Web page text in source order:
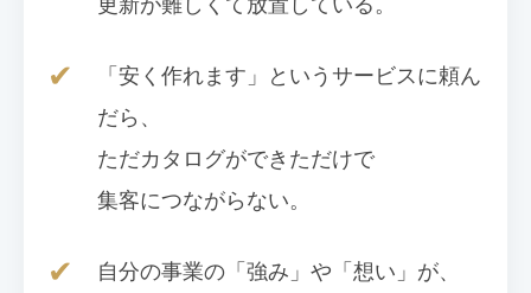
✔
「安く作れます」というサービスに頼ん
だら、
ただカタログができただけで
集客につながらない。
✔
自分の事業の「強み」や「想い」が、